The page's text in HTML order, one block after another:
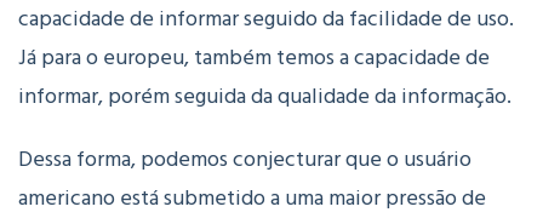
capacidade de informar seguido da facilidade de uso.
Já para o europeu, também temos a capacidade de
informar, porém seguida da qualidade da informação.
Dessa forma, podemos conjecturar que o usuário
americano está submetido a uma maior pressão de